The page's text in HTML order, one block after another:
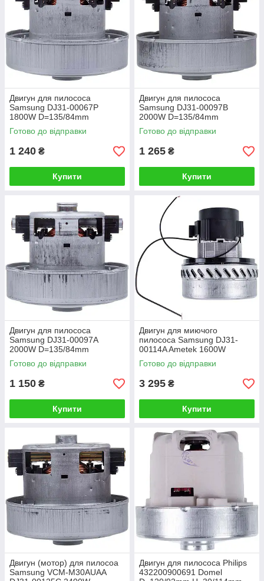
Двигун для пилососа
Samsung DJ31-00067P
1800W D=135/84mm
H=35/111mm (з виступом)
Готово до відправки
1 240 ₴
Купити
Двигун для пилососа
Samsung DJ31-00097B
2000W D=135/84mm
H=34/110mm (з виступом)
Готово до відправки
1 265 ₴
Купити
Двигун для пилососа
Samsung DJ31-00097A
2000W D=135/84mm
H=35/111mm (з виступом)
Готово до відправки
1 150 ₴
Купити
Двигун для миючого
пилососа Samsung DJ31-
00114A Ametek 1600W
D=143/78mm H=73/168mm
Готово до відправки
3 295 ₴
Купити
Двигун (мотор) для пилосоа
Samsung VCM-M30AUAA
Двигун для пилососа Philips
432200900691 Domel